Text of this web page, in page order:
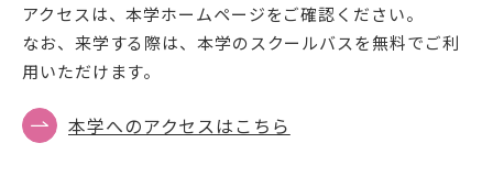
アクセスは、本学ホームページをご確認ください。
なお、来学する際は、本学のスクールバスを無料でご利
用いただけます。
本学へのアクセスはこちら